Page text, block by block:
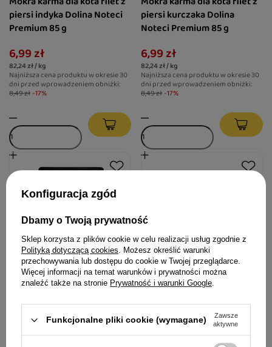
piersi indyka Dolina Noteci
Premium 85 g
6,99 zł
82,24 zł / kg
Najniższa cena produktu w okresie 30
dni przed wprowadzeniem obniżki:
8,49 zł -17%
piersi kurczaka Dolina
Noteci Premium 85 g
6,99 zł
82,24 zł / kg
Najniższa cena produktu w okresie 30
dni przed wprowadzeniem obniżki:
8,49 zł -17%
Oszczędzasz -18%
Mokra karma dla kota filet z
tuńczyka Dolina Noteci
Premium 85 g
6,99 zł
Mokra karma dla kota bogata
w jagnięcinę Dolina Noteci
Premium 400 g
9,49 zł
Konfiguracja zgód
Dbamy o Twoją prywatność
Sklep korzysta z plików cookie w celu realizacji usług zgodnie z
Polityką dotyczącą cookies. Możesz określić warunki
przechowywania lub dostępu do cookie w Twojej przeglądarce.
Więcej informacji na temat warunków i prywatności można
znaleźć także na stronie Prywatność i warunki Google.
Funkcjonalne pliki cookie (wymagane)
Zawsze
aktywne